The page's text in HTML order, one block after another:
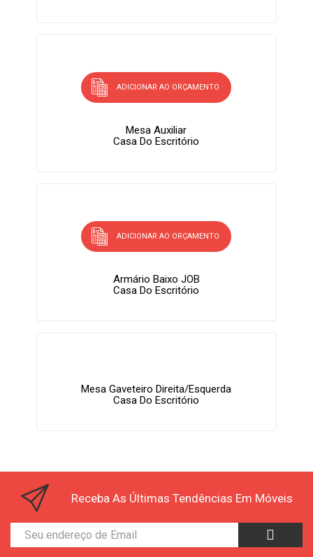
ADICIONAR AO ORÇAMENTO
Mesa Auxiliar
Casa Do Escritório
ADICIONAR AO ORÇAMENTO
Armário Baixo JOB
Casa Do Escritório
Mesa Gaveteiro Direita/Esquerda
Casa Do Escritório
Receba As Últimas Tendências Em Móveis